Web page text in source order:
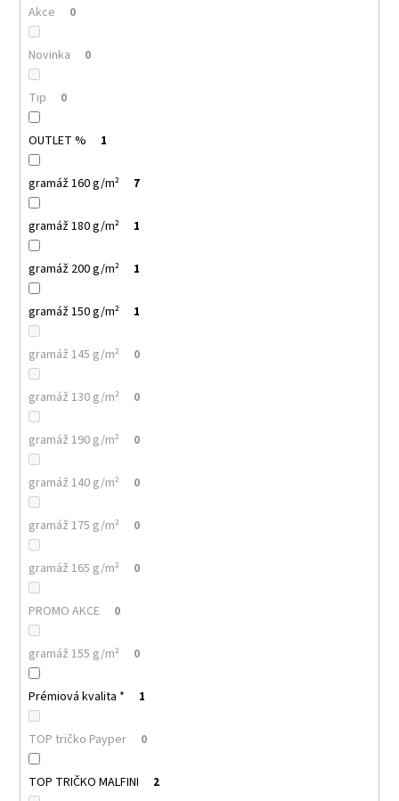
Akce 0
Novinka 0
Tip 0
OUTLET % 1
gramáž 160 g/m² 7
gramáž 180 g/m² 1
gramáž 200 g/m² 1
gramáž 150 g/m² 1
gramáž 145 g/m² 0
gramáž 130 g/m² 0
gramáž 190 g/m² 0
gramáž 140 g/m² 0
gramáž 175 g/m² 0
gramáž 165 g/m² 0
PROMO AKCE 0
gramáž 155 g/m² 0
Prémiová kvalita * 1
TOP tričko Payper 0
TOP TRIČKO MALFINI 2
m
MULTIFUNKČNÍ
ŠÁTEK
NANUK
32
Kč